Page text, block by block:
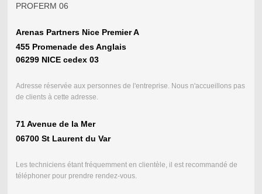
PROFERM 06
Arenas Partners Nice Premier A
455 Promenade des Anglais
06299 NICE cedex 03
Adresse réservée aux personnes de l'entreprise. Nous n'accueillons pas
de clients à cette adresse.
71 Avenue de la Mer
06700 St Laurent du Var
Les techniciens étant fréquemment en clientèle, il est recommandé de
téléphoner pour prendre rendez-vous.